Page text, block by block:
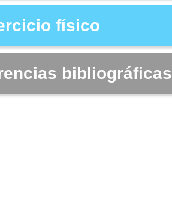
físico
bibliográficas